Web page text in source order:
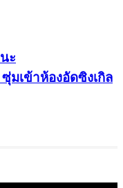
ะ
มเข้าห้องอัดซิงเกิล